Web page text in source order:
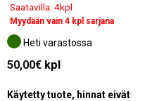
Saatavilla: 4kpl
Myydään vain 4 kpl sarjana
Heti varastossa
50,00€kpl
Käytetty tuote, hinnat eivät